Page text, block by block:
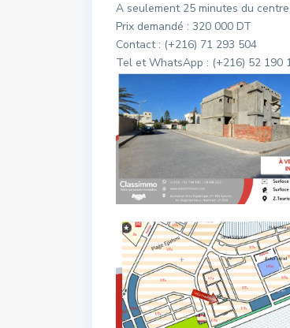
A seulement 25 minutes du
Prix demandé : 320 000 DT
Contact : (+216) 71 293 504
Tel et WhatsApp : (+216) 52 190